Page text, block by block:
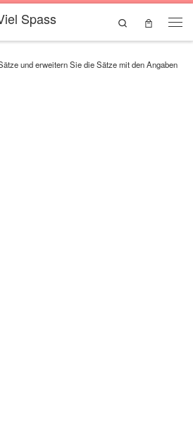
Spass
Search
und erweitern Sie die Sätze mit den Angaben